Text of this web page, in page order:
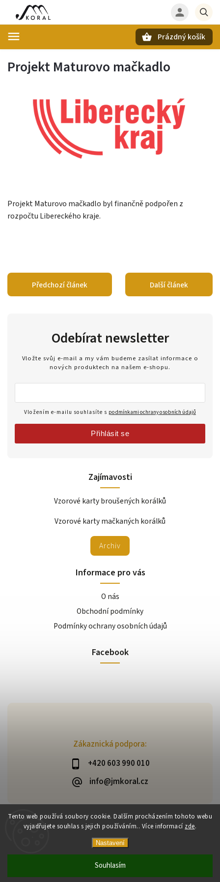
Tento web používá soubory cookie. Dalším procházením tohoto webu
vyjadřujete souhlas s jejich používáním.. Více informací zde.
Nastavení
Souhlasím
Prázdný košík
Projekt Maturovo mačkadlo
Projekt Maturovo mačkadlo byl finančně podpořen z
rozpočtu Libereckého kraje.
Předchozí článek Další článek
Zákaznická podpora:
+420 603 990 010
info@jmkoral.cz
Zajímavosti
Vzorové karty broušených korálků
Vzorové karty mačkaných korálků
Archiv
Odebírat newsletter
Vložte svůj e-mail a my vám budeme zasílat informace o
nových produktech na našem e-shopu.
Vložením e-mailu souhlasíte s podmínkami ochrany osobních údajů
Přihlásit se
Informace pro vás
O nás
Obchodní podmínky
Podmínky ochrany osobních údajů
Facebook
Copyright 2026ESHOP JM KORAL. Všechna práva vyhrazena.
VytvořilShoptet| Design